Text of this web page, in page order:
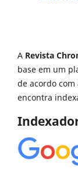
A Revista
base em um
de acordo com
encontra